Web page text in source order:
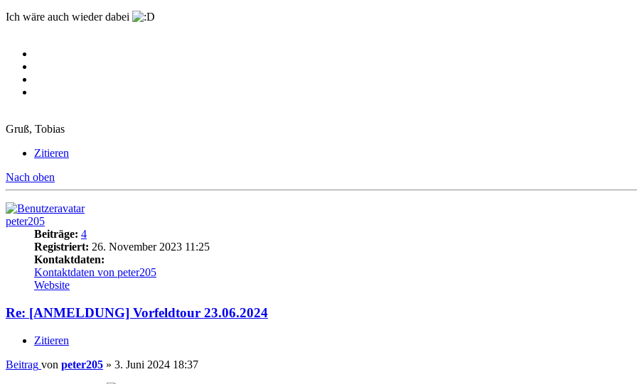
Ich wäre auch wieder dabei
Gruß, Tobias
Zitieren
Nach oben
peter205
Beiträge: 4
Registriert: 26. November 2023 11:25
Kontaktdaten:
Kontaktdaten von peter205
Website
Re: [ANMELDUNG] Vorfeldtour 23.06.2024
Zitieren
Beitrag von peter205 » 3. Juni 2024 18:37